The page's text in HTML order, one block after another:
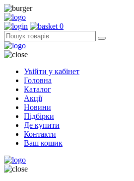
0
Увійти у кабінет
Головна
Каталог
Акції
Новини
Підбірки
Де купити
Контакти
Ваш кошик